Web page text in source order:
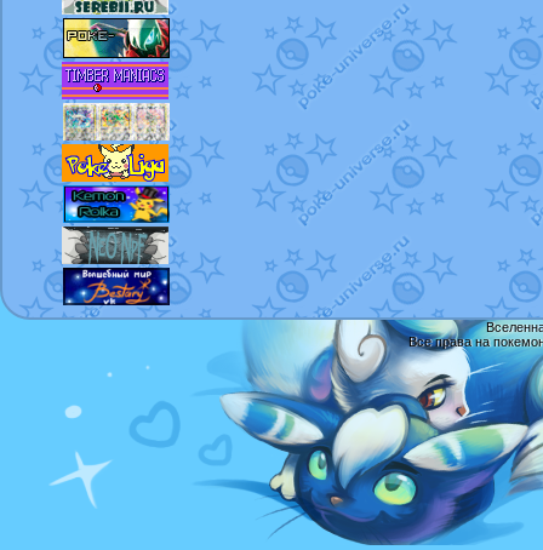
Все права на